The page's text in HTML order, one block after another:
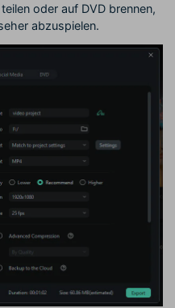
oder auf DVD brennen,
abzuspielen.